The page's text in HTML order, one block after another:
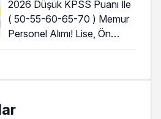
2026 Düşük KPSS Puanı İle
( 50-55-60-65-70 ) Memur
Personel Alımı! Lise, Ön